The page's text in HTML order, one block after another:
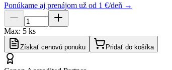
Ponúkame aj prenájom už od 1 €/deň →
Max: 5 ks
Získať cenovú ponuku Pridať do košíka